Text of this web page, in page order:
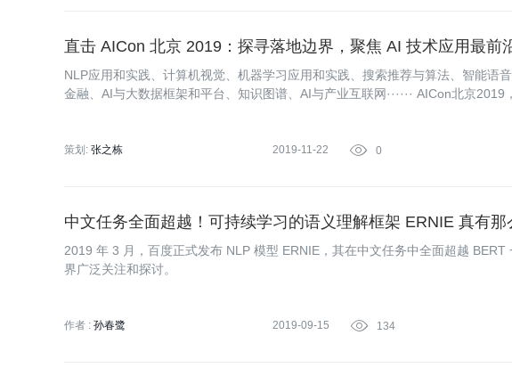
直击 AICon 北京 2019：探寻落地边界，聚焦 AI 技术应用最前
NLP应用和实践、计算机视觉、机器学习应用和实践、搜索推荐与算法、智能语
金融、AI与大数据框架和平台、知识图谱、AI与产业互联网······ AICon北京2019
的精彩报道，敬请查看。
策划: 张之栋 2019-11-22  0
中文任务全面超越！可持续学习的语义理解框架 ERNIE 真有那
2019 年 3 月，百度正式发布 NLP 模型 ERNIE，其在中文任务中全面超越 BERT
界广泛关注和探讨。
作者 : 孙春鹭 2019-09-15  134